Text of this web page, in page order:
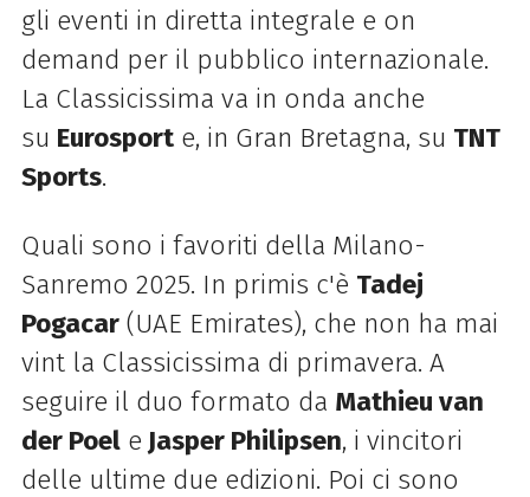
gli eventi in diretta integrale e on
demand per il pubblico internazionale.
La Classicissima va in onda anche
su Eurosporte, in Gran Bretagna, su TNT
Sports.
Quali sono i favoriti della Milano-
Sanremo 2025. In primis c'è Tadej
Pogacar(UAE Emirates), che non ha mai
vint la Classicissima di primavera. A
seguire il duo formato da Mathieu van
der Poele Jasper Philipsen, i vincitori
delle ultime due edizioni. Poi ci sono